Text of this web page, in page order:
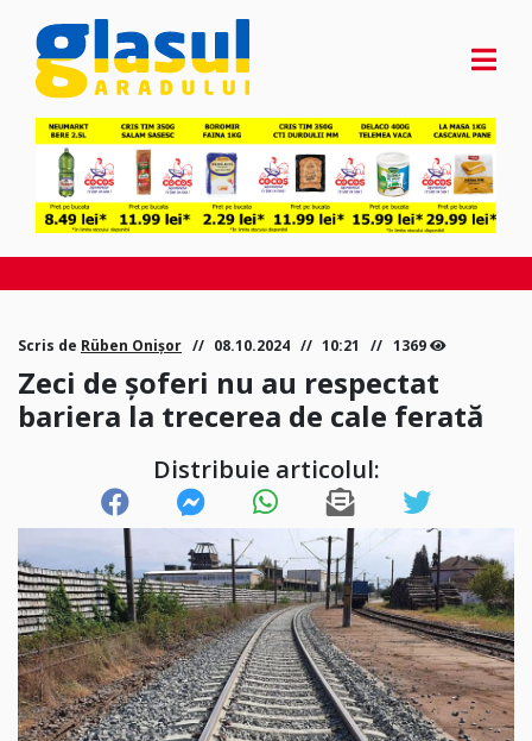
Scris de Rüben Onișor 08.10.2024 10:21 1369
Zeci de șoferi nu au respectat
bariera la trecerea de cale ferată
Distribuie articolul: